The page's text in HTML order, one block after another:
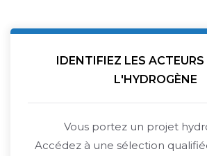
IDENTIFIEZ LES ACTEURS
L'HYDROGÈNE
Vous portez un projet
Accédez à une sélection